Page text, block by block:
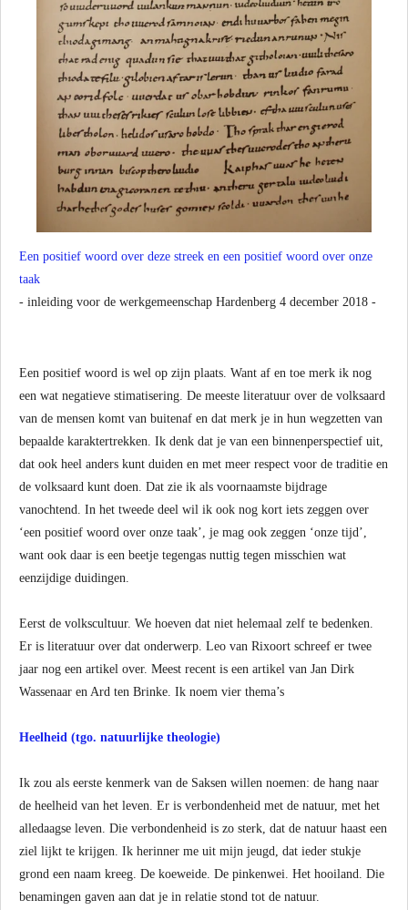
Een positief woord over deze streek en een positief woord over onze
taak
- inleiding voor de werkgemeenschap Hardenberg 4 december 2018 -
Een positief woord is wel op zijn plaats. Want af en toe merk ik nog
een wat negatieve stimatisering. De meeste literatuur over de volksaard
van de mensen komt van buitenaf en dat merk je in hun wegzetten van
bepaalde karaktertrekken. Ik denk dat je van een binnenperspectief uit,
dat ook heel anders kunt duiden en met meer respect voor de traditie en
de volksaard kunt doen. Dat zie ik als voornaamste bijdrage
vanochtend. In het tweede deel wil ik ook nog kort iets zeggen over
‘een positief woord over onze taak’, je mag ook zeggen ‘onze tijd’,
want ook daar is een beetje tegengas nuttig tegen misschien wat
eenzijdige duidingen.
Eerst de volkscultuur. We hoeven dat niet helemaal zelf te bedenken.
Er is literatuur over dat onderwerp. Leo van Rixoort schreef er twee
jaar nog een artikel over. Meest recent is een artikel van Jan Dirk
Wassenaar en Ard ten Brinke. Ik noem vier thema’s
Heelheid (tgo. natuurlijke theologie)
Ik zou als eerste kenmerk van de Saksen willen noemen: de hang naar
de heelheid van het leven. Er is verbondenheid met de natuur, met het
alledaagse leven. Die verbondenheid is zo sterk, dat de natuur haast een
ziel lijkt te krijgen. Ik herinner me uit mijn jeugd, dat ieder stukje
grond een naam kreeg. De koeweide. De pinkenwei. Het hooiland. Die
benamingen gaven aan dat je in relatie stond tot de natuur.